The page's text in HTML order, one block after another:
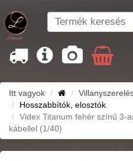
Itt vagyok
Hosszabbítók, elosztók
Videx Titanum fehér színű 3-
kábellel (1/40)